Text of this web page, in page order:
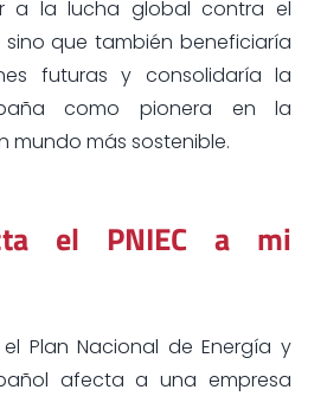
a la lucha global contra el
que también beneficiaría
futuras y consolidaría la
como pionera en la
mundo más sostenible.
el PNIEC a mi
Plan Nacional de Energía y
afecta a una empresa